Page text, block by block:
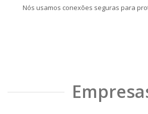
Nós usamos conexões seguras para